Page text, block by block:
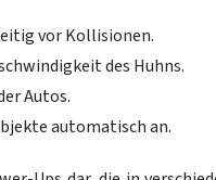
vor Kollisionen.
des Huhns.
Autos.
automatisch an.